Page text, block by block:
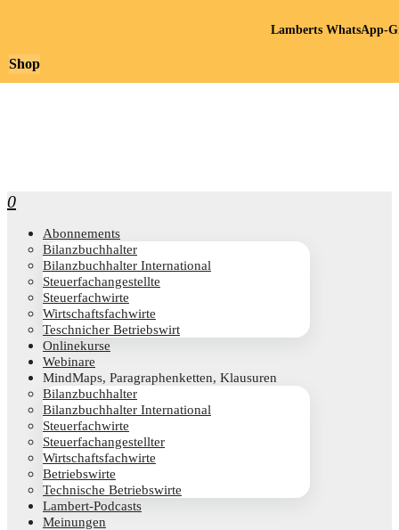
0
Abon­ne­ments
Bilanz­buch­hal­ter
Bilanz­buch­hal­ter International
Steu­er­fach­an­ge­stell­te
Steu­er­fach­wir­te
Wirt­schafts­fach­wir­te
Teschni­cher Betriebswirt
Online­kur­se
Web­i­na­re
Mind­Maps, Para­gra­phen­ket­ten, Klausuren
Bilanz­buch­hal­ter
Bilanz­buch­hal­ter International
Steu­er­fach­wir­te
Steu­er­fach­an­ge­stell­ter
Wirt­schafts­fach­wir­te
Betriebs­wir­te
Tech­ni­sche Betriebswirte
Lam­­bert-Pod­­casts
Mei­nun­gen
Shop
Lamberts WhatsApp-